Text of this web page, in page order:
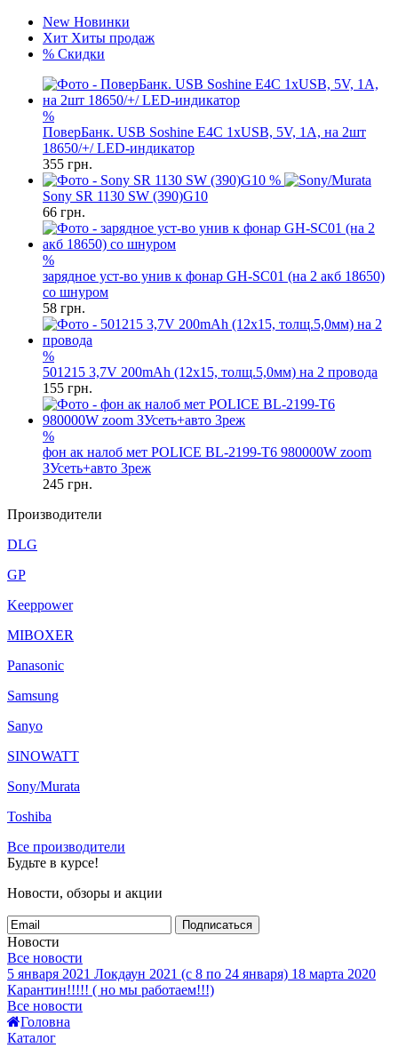
New Новинки
Хит Хиты продаж
% Скидки
%
ПоверБанк. USB Soshine E4C 1xUSB, 5V, 1A, на 2шт
18650/+/ LED-индикатор
355 грн.
%
Sony SR 1130 SW (390)G10
66 грн.
%
зарядное уст-во унив к фонар GH-SC01 (на 2 акб 18650)
со шнуром
58 грн.
%
501215 3,7V 200mAh (12x15, толщ.5,0мм) на 2 провода
155 грн.
%
фон ак налоб мет POLICE BL-2199-T6 980000W zoom
ЗУсеть+авто 3реж
245 грн.
Производители
DLG
GP
Keeppower
MIBOXER
Panasonic
Samsung
Sanyo
SINOWATT
Sony/Murata
Toshiba
Все производители
Будьте в курсе!
Новости, обзоры и акции
Подписаться
Новости
Все новости
5 января 2021 Локдаун 2021 (с 8 по 24 января) 18 марта 2020
Карантин!!!!! ( но мы работаем!!!)
Все новости
Головна
Каталог